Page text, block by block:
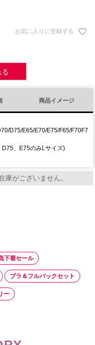
お気に入りに登録する
る
商品イメージ
D75/E65/E70/E75/F65/F70F7
D75、E75のみLサイズ)
庫がございません。
下着セール
ブラ＆フルバックセット
ー